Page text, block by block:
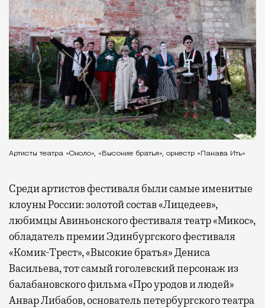
Артисты театра «Около», «Высокие братья», оркестр «Пакава Ить»
Среди артистов фестиваля были самые именитые
клоуны России: золотой состав «Лицедеев»,
любимцы Авиньонского фестиваля театр «Микос»,
обладатель премии Эдинбургского фестиваля
«Комик-Трест», «Высокие братья» Дениса
Васильева, тот самый гоголевский персонаж из
балабановского фильма «Про уродов и людей»
Анвар Либабов, основатель петербургского театра